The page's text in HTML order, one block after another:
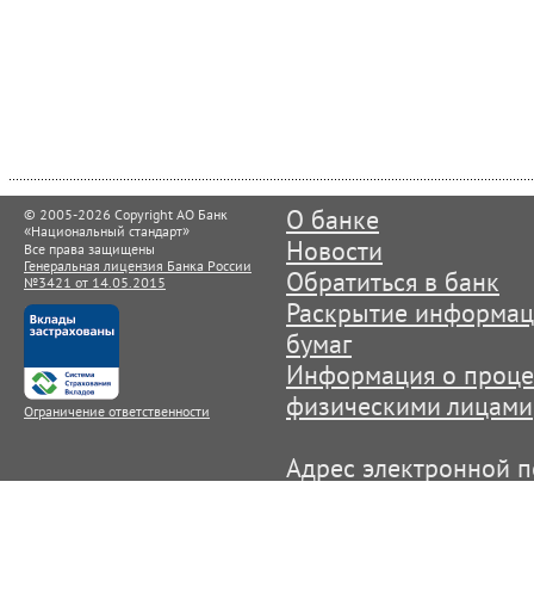
© 2005-2026 Copyright АО Банк
« Национальный стандарт»
Все права защищены
Генеральная лицензия Банка России
№3421 от 14.05.2015
Ограничение ответственности
О банке
Новости
Обратиться в банк
Раскрытие
бумаг
Информация о
физическими лицами
Адрес электронной